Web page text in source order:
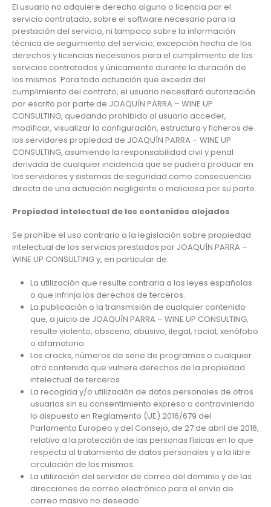
El usuario no adquiere derecho alguno o licencia por el
servicio contratado, sobre el software necesario para la
prestación del servicio, ni tampoco sobre la información
técnica de seguimiento del servicio, excepción hecha de los
derechos y licencias necesarios para el cumplimiento de los
servicios contratados y únicamente durante la duración de
los mismos. Para toda actuación que exceda del
cumplimiento del contrato, el usuario necesitará autorización
por escrito por parte de JOAQUÍN PARRA – WINE UP
CONSULTING, quedando prohibido al usuario acceder,
modificar, visualizar la configuración, estructura y ficheros de
los servidores propiedad de JOAQUÍN PARRA – WINE UP
CONSULTING, asumiendo la responsabilidad civil y penal
derivada de cualquier incidencia que se pudiera producir en
los servidores y sistemas de seguridad como consecuencia
directa de una actuación negligente o maliciosa por su parte.
Propiedad intelectual de los contenidos alojados
Se prohíbe el uso contrario a la legislación sobre propiedad
intelectual de los servicios prestados por JOAQUÍN PARRA –
WINE UP CONSULTING y, en particular de:
La utilización que resulte contraria a las leyes españolas
o que infrinja los derechos de terceros.
La publicación o la transmisión de cualquier contenido
que, a juicio de JOAQUÍN PARRA – WINE UP CONSULTING,
resulte violento, obsceno, abusivo, ilegal, racial, xenófobo
o difamatorio.
Los cracks, números de serie de programas o cualquier
otro contenido que vulnere derechos de la propiedad
intelectual de terceros.
La recogida y/o utilización de datos personales de otros
usuarios sin su consentimiento expreso o contraviniendo
lo dispuesto en Reglamento (UE) 2016/679 del
Parlamento Europeo y del Consejo, de 27 de abril de 2016,
relativo a la protección de las personas físicas en lo que
respecta al tratamiento de datos personales y a la libre
circulación de los mismos.
La utilización del servidor de correo del dominio y de las
direcciones de correo electrónico para el envío de
correo masivo no deseado.